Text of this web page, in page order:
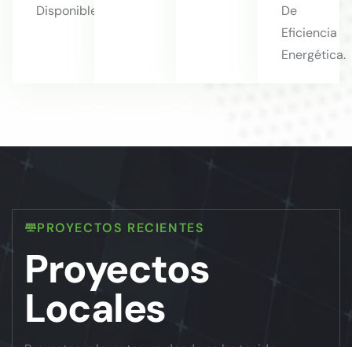
Disponibles.
De
Eficiencia
Energética.
PROYECTOS RECIENTES
Proyectos
Locales